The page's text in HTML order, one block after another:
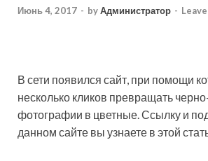
Июнь 4, 2017 - byАдминистратор -
В сети появился сайт, при помощи
несколько кликов превращать
фотографии в цветные. Ссылку и
данном сайте вы узнаете в этой